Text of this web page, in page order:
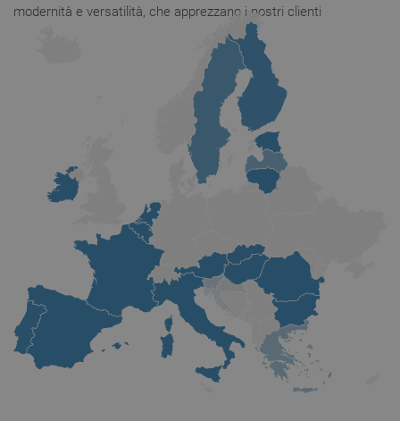
modernità e versatilità, che apprezzano i nostri clienti